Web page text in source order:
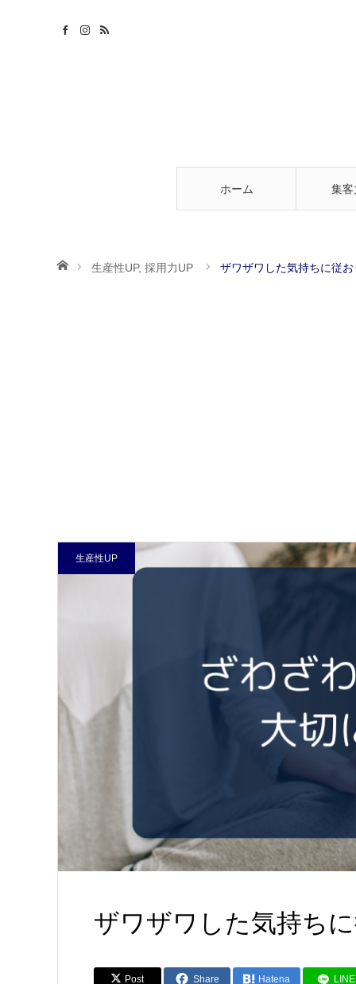
ホーム 集客
ホーム生産性UP, 採用力UP ザワザワした気持ちに従お
生産性UP
ザワザワした気持ち
Post Share Hatena LINE